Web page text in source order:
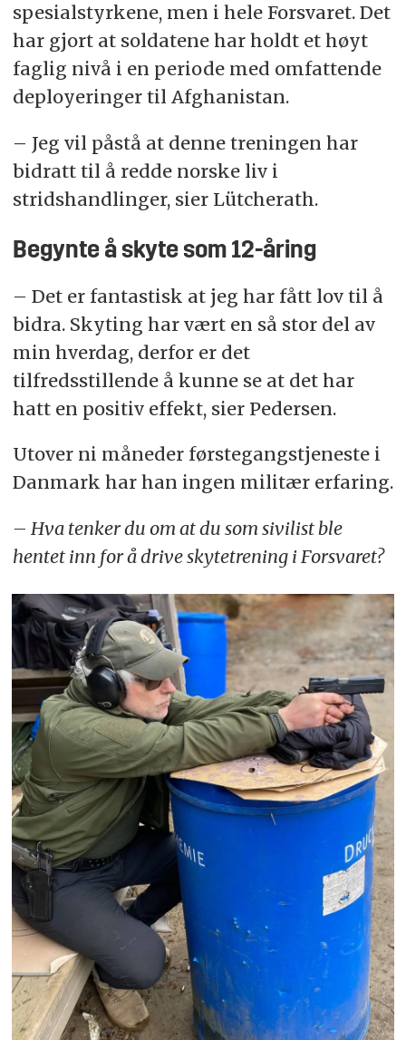
spesialstyrkene, men i hele Forsvaret. Det
har gjort at soldatene har holdt et høyt
faglig nivå i en periode med omfattende
deployeringer til Afghanistan.
– Jeg vil påstå at denne treningen har
bidratt til å redde norske liv i
stridshandlinger, sier Lütcherath.
Begynte å skyte som 12-åring
– Det er fantastisk at jeg har fått lov til å
bidra. Skyting har vært en så stor del av
min hverdag, derfor er det
tilfredsstillende å kunne se at det har
hatt en positiv effekt, sier Pedersen.
Utover ni måneder førstegangstjeneste i
Danmark har han ingen militær erfaring.
– Hva tenker du om at du som sivilist ble
hentet inn for å drive skytetrening i Forsvaret?